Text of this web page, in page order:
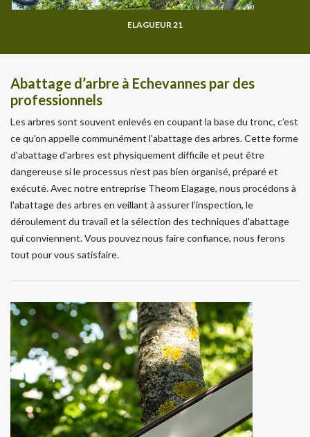
ELAGUEUR 21
Abattage d’arbre à Echevannes par des
professionnels
Les arbres sont souvent enlevés en coupant la base du tronc, c’est
ce qu'on appelle communément l'abattage des arbres. Cette forme
d'abattage d'arbres est physiquement difficile et peut être
dangereuse si le processus n'est pas bien organisé, préparé et
exécuté. Avec notre entreprise Theom Elagage, nous procédons à
l'abattage des arbres en veillant à assurer l’inspection, le
déroulement du travail et la sélection des techniques d'abattage
qui conviennent. Vous pouvez nous faire confiance, nous ferons
tout pour vous satisfaire.